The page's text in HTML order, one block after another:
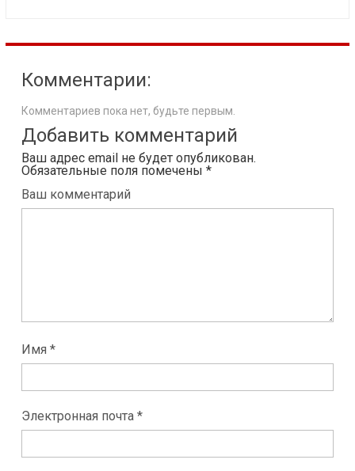
Комментарии:
Комментариев пока нет, будьте первым.
Добавить комментарий
Ваш адрес email не будет опубликован.
Обязательные поля помечены *
Ваш комментарий
Имя *
Электронная почта *